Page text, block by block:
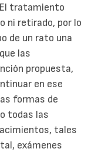
tratamiento
ni retirado, por lo
de un rato una
las
propuesta,
en ese
formas de
todas las
tales
exámenes